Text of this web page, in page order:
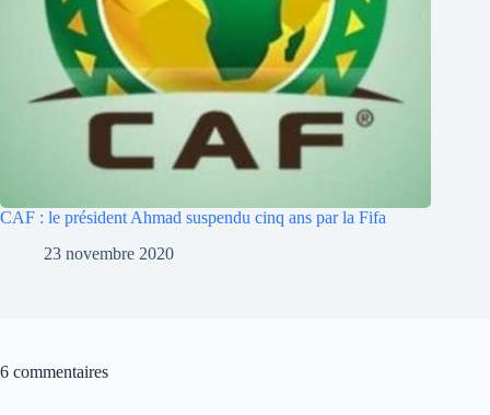
CAF : le président Ahmad suspendu cinq ans par la Fifa
23 novembre 2020
6 commentaires